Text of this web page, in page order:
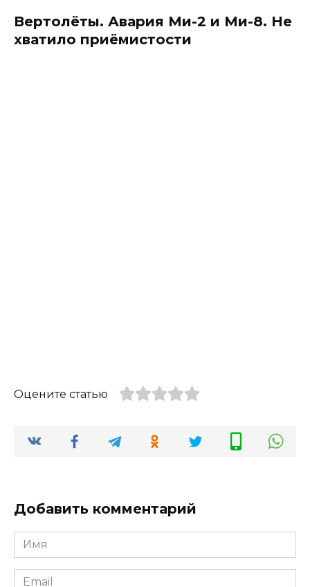
Вертолёты. Авария Ми-2 и Ми-8. Не
хватило приёмистости
Оцените статью
Добавить комментарий
Имя
*
Email